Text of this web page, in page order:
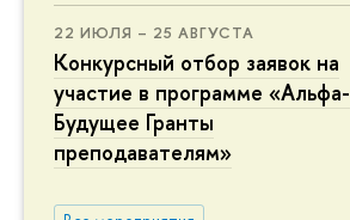
22 ИЮЛЯ – 25 АВГУСТА
Конкурсный отбор заявок на
участие в программе «Альфа-
Будущее Гранты
преподавателям»